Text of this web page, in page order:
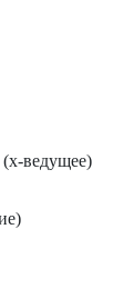
(x-ведущее)